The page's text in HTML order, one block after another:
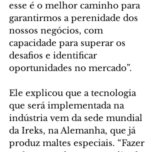
esse é o melhor caminho para
garantirmos a perenidade dos
nossos negócios, com
capacidade para superar os
desafios e identificar
oportunidades no mercado”.
Ele explicou que a tecnologia
que será implementada na
indústria vem da sede mundial
da Ireks, na Alemanha, que já
produz maltes especiais. “Fazer